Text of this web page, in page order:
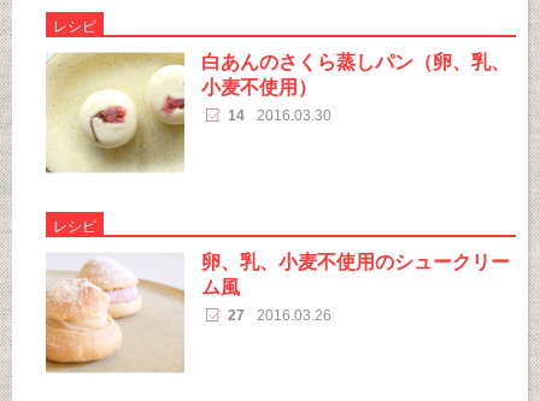
レシピ
白あんのさくら蒸しパン（卵、乳、
小麦不使用）
14 2016.03.30
レシピ
卵、乳、小麦不使用のシュークリー
ム風
27 2016.03.26